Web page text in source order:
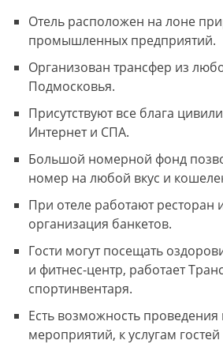
Отель расположен на лоне
промышленных предприятий.
Организован трансфер из
Подмосковья.
Присутствуют все блага
Интернет и СПА.
Большой номерной фонд
номер на любой вкус и
При отеле работают ресторан
организация банкетов.
Гости могут посещать
и фитнес-центр, работает
спортинвентаря.
Есть возможность
мероприятий, к услугам